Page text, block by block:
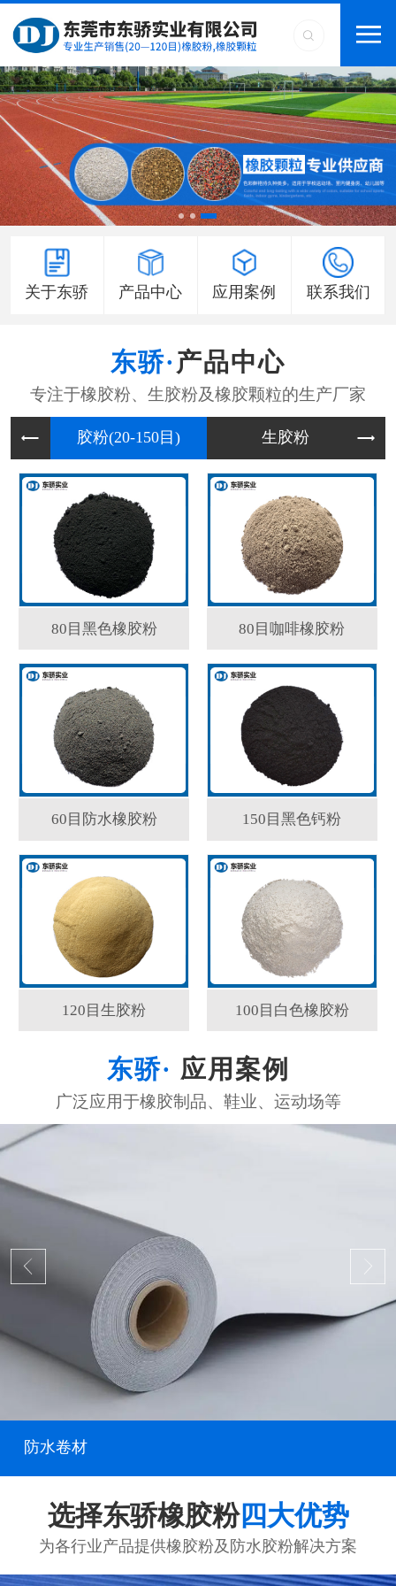
关于东骄 产品中心 应用案例 联系我们
产品中心
胶粉(2 生胶粉
80目黑色橡胶粉 80目咖啡橡胶粉
60目防水橡胶粉 150目黑色钙粉
120目生胶粉 100目白色橡胶粉
应用案例
防水卷材
选择东骄橡胶粉四大优势
为各行业产品提供橡胶粉及防水胶粉解决方案